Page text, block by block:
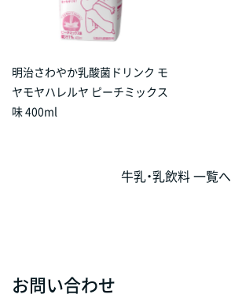
明治さわやか乳酸菌ドリンク モ
ヤモヤハレルヤ ピーチミックス
味 400ml
牛乳・乳飲料 一覧へ
お問い合わせ